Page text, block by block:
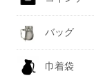
バッグ
巾着袋